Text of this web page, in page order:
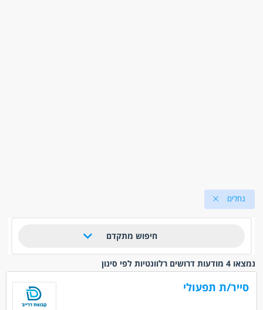
נחלים
חיפוש מתקדם
נמצאו 4 מודעות דרושים רלוונטיות לפי סינון
סייר/ת תפעולי